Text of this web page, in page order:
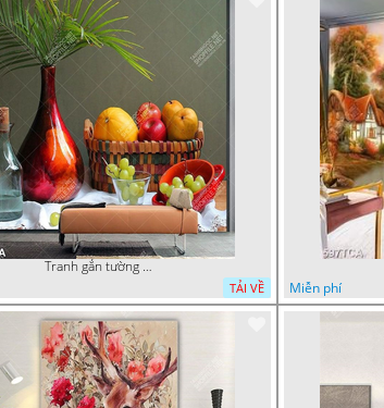
Tranh gắn tường hoa quả nghệ thuật
TẢI VỀ
Miễn phí